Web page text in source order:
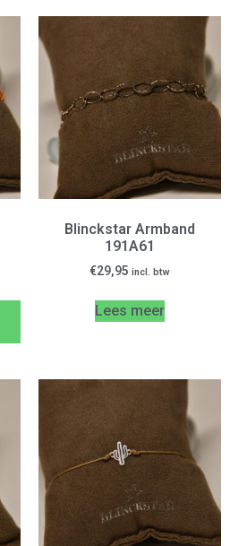
Blinckstar Armband
191A61
€29,95 incl. btw
Lees meer